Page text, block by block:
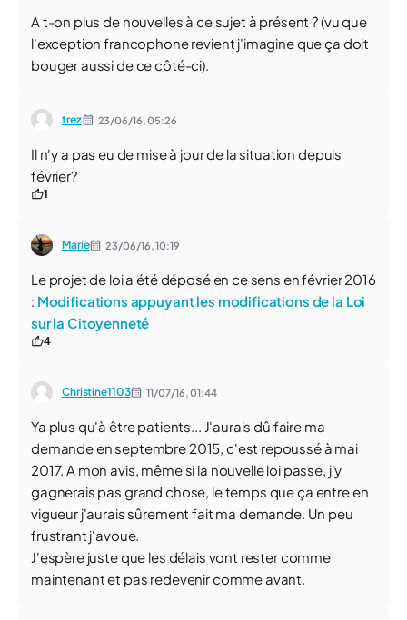
A t-on plus de nouvelles à ce sujet à présent ? (vu que
l'exception francophone revient j'imagine que ça doit
bouger aussi de ce côté-ci).
trez 23/06/16,05:26
Il n'y a pas eu de mise à jour de la situation depuis
février?
1
Marie 23/06/16,10:19
Le projet de loi a été déposé en ce sens en février 2016
: Modifications appuyant les modifications de la Loi
sur la Citoyenneté
4
Christine1103 11/07/16,01:44
Ya plus qu'à être patients... J'aurais dû faire ma
demande en septembre 2015, c'est repoussé à mai
2017. A mon avis, même si la nouvelle loi passe, j'y
gagnerais pas grand chose, le temps que ça entre en
vigueur j'aurais sûrement fait ma demande. Un peu
frustrant j'avoue.
J'espère juste que les délais vont rester comme
maintenant et pas redevenir comme avant.